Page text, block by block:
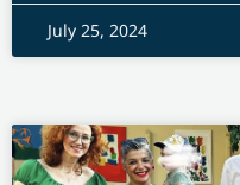
July 25, 2024